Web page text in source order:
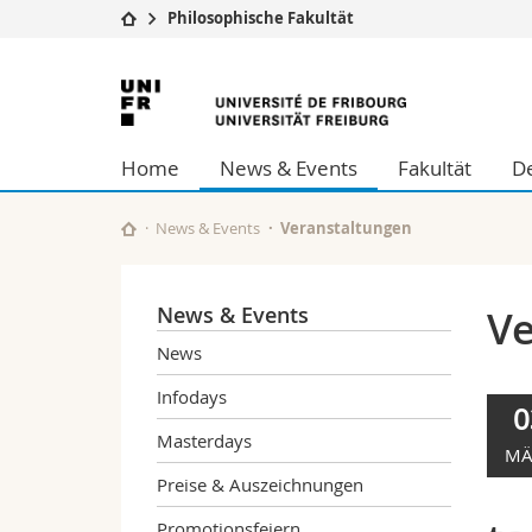
Universität
Studium
Forschung
Universität
Weiterbildung
Wirtschafts-
Philosophische
Fak. für
Philosophische Fakultät
Universität
Freiburg
Home News & Events Fakultät
News & Events Veranstaltungen
News & Events
News
Infodays
Masterdays
Preise & Auszeichnungen